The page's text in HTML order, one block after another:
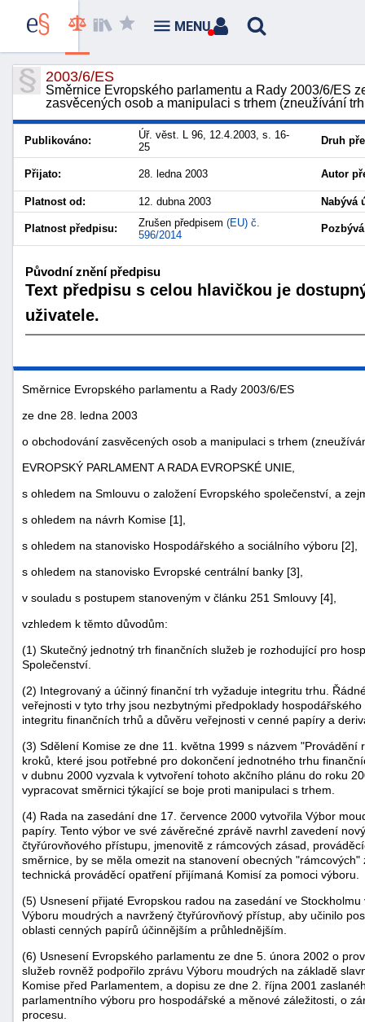
2003/6/ES
Směrnice Evropského parlamentu a Rady 2003/6/ES
zasvěcených osob a manipulaci s trhem (zneužívání
Publikováno:
Úř. věst. L 96, 12.4.2003, s. 16-
25
Druh
Přijato: 28. ledna 2003 Autor
Platnost od: 12. dubna 2003 Nabývá
Platnost předpisu: Zrušen předpisem (EU) č.
596/2014
Původní znění předpisu
Text předpisu s celou hlavičkou je
uživatele.
Směrnice Evropského parlamentu a Rady 2003/6/ES
ze dne 28. ledna 2003
o obchodování zasvěcených osob a manipulaci s trhem
EVROPSKÝ PARLAMENT A RADA EVROPSKÉ UNIE,
s ohledem na Smlouvu o založení Evropského společenství, a
s ohledem na návrh Komise [1],
s ohledem na stanovisko Hospodářského a sociálního výboru [2],
s ohledem na stanovisko Evropské centrální banky [3],
v souladu s postupem stanoveným v článku 251 Smlouvy [4],
vzhledem k těmto důvodům:
(1) Skutečný jednotný trh finančních služeb je rozhodující pro
Společenství.
(2) Integrovaný a účinný finanční trh vyžaduje integritu trhu.
veřejnosti v tyto trhy jsou nezbytnými předpoklady
integritu finančních trhů a důvěru veřejnosti v cenné papíry a
(3) Sdělení Komise ze dne 11. května 1999 s názvem
kroků, které jsou potřebné pro dokončení jednotného trhu
v dubnu 2000 vyzvala k vytvoření tohoto akčního plánu do roku
vypracovat směrnici týkající se boje proti manipulaci s trhem.
(4) Rada na zasedání dne 17. července 2000 vytvořila Výbor
papíry. Tento výbor ve své závěrečné zprávě navrhl zavedení
čtyřúrovňového přístupu, jmenovitě z rámcových zásad,
směrnice, by se měla omezit na stanovení obecných
technická prováděcí opatření přijímaná Komisí za pomoci výboru.
(5) Usnesení přijaté Evropskou radou na zasedání ve
Výboru moudrých a navržený čtyřúrovňový přístup, aby učinilo
oblasti cenných papírů účinnějším a průhlednějším.
(6) Usnesení Evropského parlamentu ze dne 5. února 2002 o
služeb rovněž podpořilo zprávu Výboru moudrých na základě
Komise před Parlamentem, a dopisu ze dne 2. října 2001
parlamentního výboru pro hospodářské a měnové záležitosti, o
procesu.
MENU
náhrady
+náhrady